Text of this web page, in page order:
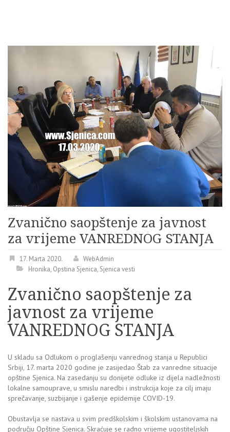
Zvanično saopštenje za javnost
za vrijeme VANREDNOG STANJA
17. Marta 2020.
WebAdmin
Hronika, Opstina Sjenica, Sjenica vesti
Zvanično saopštenje za
javnost za vrijeme
VANREDNOG STANJA
U skladu sa Odlukom o proglašenju vanrednog stanja u Republici
Srbiji, 17. marta 2020 godine je zasijedao Štab za vanredne situacije
opštine Sjenica. Na zasedanju su donijete odluke iz dijela nadležnosti
lokalne samouprave, u smislu naredbi i instrukcija koje za cilj imaju
sprečavanje, suzbijanje i gašenje epidemije COVID-19.
Obustavlja se nastava u svim predškolskim i školskim ustanovama na
području Opštine Sjenica. Skraćuje se radno vrijeme ugostiteljskih